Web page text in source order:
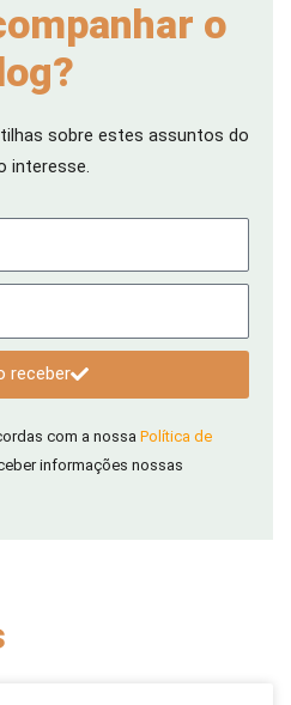
o
sobre estes assuntos do
interesse.
receber
com a nossa Política de
informações nossas